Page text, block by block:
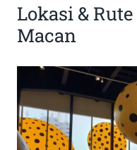
Lokasi &
Macan